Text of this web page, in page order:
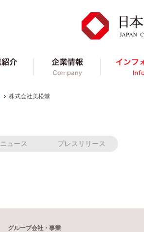
グループ事業紹介 企業情報
株式会社美松堂
ニュース
プレスリリース
グループ会社・事業